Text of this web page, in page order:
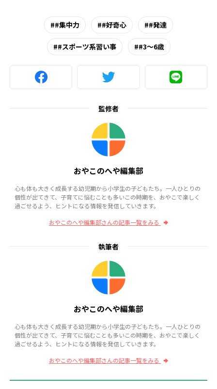
#集中力 #好奇心 #発達
#スポーツ系習い事 #3～6歳
監修者
おやこのへや編集部
心も体も大きく成長する幼児期から小学生の子どもたち。一人ひとりの
個性が出てきて、子育てに悩むことも多いこの時期を、おやこで楽しく
過ごせるよう、ヒントになる情報を発信していきます。
おやこのへや編集部さんの記事一覧をみる
執筆者
おやこのへや編集部
心も体も大きく成長する幼児期から小学生の子どもたち。一人ひとりの
個性が出てきて、子育てに悩むことも多いこの時期を、おやこで楽しく
過ごせるよう、ヒントになる情報を発信していきます。
おやこのへや編集部さんの記事一覧をみる